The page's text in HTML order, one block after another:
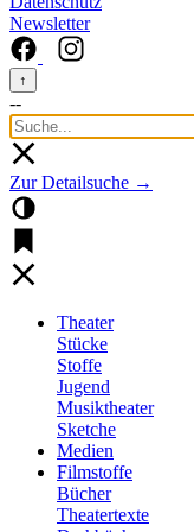
Newsletter
↑
--
Zur Detailsuche →
Theater
Stücke
Stoffe
Jugend
Musiktheater
Sketche
Medien
Filmstoffe
Bücher
Theatertexte